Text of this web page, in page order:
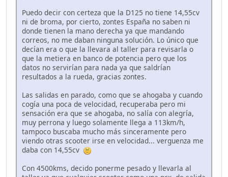
Puedo decir con certeza que la D125 no tiene 14,55cv
ni de broma, por cierto, zontes España no saben ni
donde tienen la mano derecha ya que mandando
correos, no me daban ninguna solución. Lo único que
decían era o que la llevara al taller para revisarla o
que la metiera en banco de potencia pero que los
datos no servirían para nada ya que saldrían
resultados a la rueda, gracias zontes.
Las salidas en parado, como que se ahogaba y cuando
cogía una poca de velocidad, recuperaba pero mi
sensación era que se ahogaba, no salía con alegría,
muy perrona y luego solamente llega a 113km/h,
tampoco buscaba mucho más sinceramente pero
viendo otras scooter irse en velocidad... verguenza me
daba con 14,55cv
Con 4500kms, decido ponerme pesado y llevarla al